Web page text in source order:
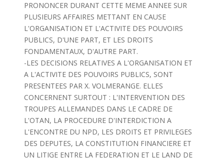
PRONONCER DURANT CETTE MEME ANNEE SUR
PLUSIEURS AFFAIRES METTANT EN CAUSE
L'ORGANISATION ET L'ACTIVITE DES POUVOIRS
PUBLICS, D'UNE PART, ET LES DROITS
FONDAMENTAUX, D'AUTRE PART.
-LES DECISIONS RELATIVES A L'ORGANISATION ET
A L'ACTIVITE DES POUVOIRS PUBLICS, SONT
PRESENTEES PAR X. VOLMERANGE. ELLES
CONCERNENT SURTOUT : L'INTERVENTION DES
TROUPES ALLEMANDES DANS LE CADRE DE
L'OTAN, LA PROCEDURE D'INTERDICTION A
L'ENCONTRE DU NPD, LES DROITS ET PRIVILEGES
DES DEPUTES, LA CONSTITUTION FINANCIERE ET
UN LITIGE ENTRE LA FEDERATION ET LE LAND DE